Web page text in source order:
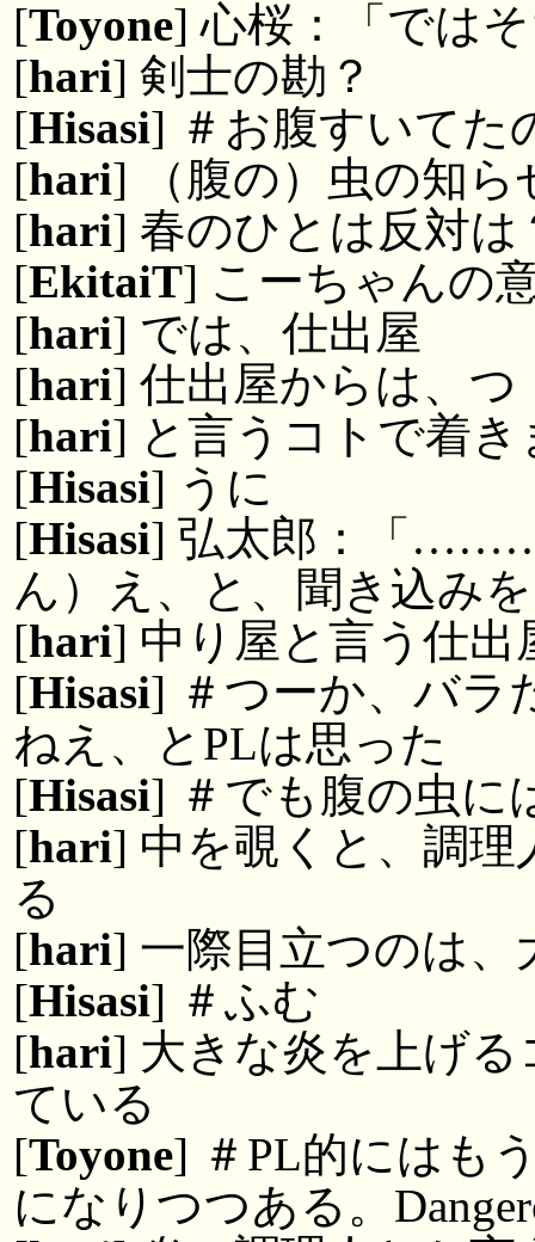
[Toyone] 心桜：「では
[hari] 剣士の勘？
[Hisasi] ＃お腹すいてた
[hari] （腹の）虫の知ら
[hari] 春のひとは反対は
[EkitaiT] こーちゃんの
[hari] では、仕出屋
[hari] 仕出屋からは、つ
[hari] と言うコトで着き
[Hisasi] うに
[Hisasi] 弘太郎：「
ん）え、と、聞き込み
[hari] 中り屋と言う仕出
[Hisasi] ＃つーか、バラ
ねえ、とPLは思った
[Hisasi] ＃でも腹の虫に
[hari] 中を覗くと、調
る
[hari] 一際目立つのは
[Hisasi] ＃ふむ
[hari] 大きな炎を上げ
ている
[Toyone] ＃PL的にはも
になりつつある。